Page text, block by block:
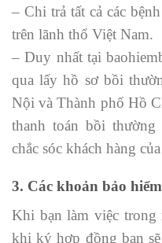
– Chi trả tất cả các
trên lãnh thổ Việt Nam.
– Duy nhất tại
qua lấy hồ sơ bồi
Nội và Thành phố Hồ
thanh toán bồi thường
chắc sóc khách hàng
3. Các khoản bảo hiểm
Khi bạn làm việc trong
khi ký hợp đồng bạn